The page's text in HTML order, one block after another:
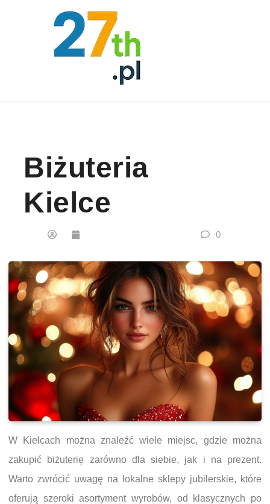
Biżuteria
Kielce
0
W Kielcach można znaleźć wiele miejsc, gdzie można
zakupić biżuterię zarówno dla siebie, jak i na prezent.
Warto zwrócić uwagę na lokalne sklepy jubilerskie, które
oferują szeroki asortyment wyrobów, od klasycznych po